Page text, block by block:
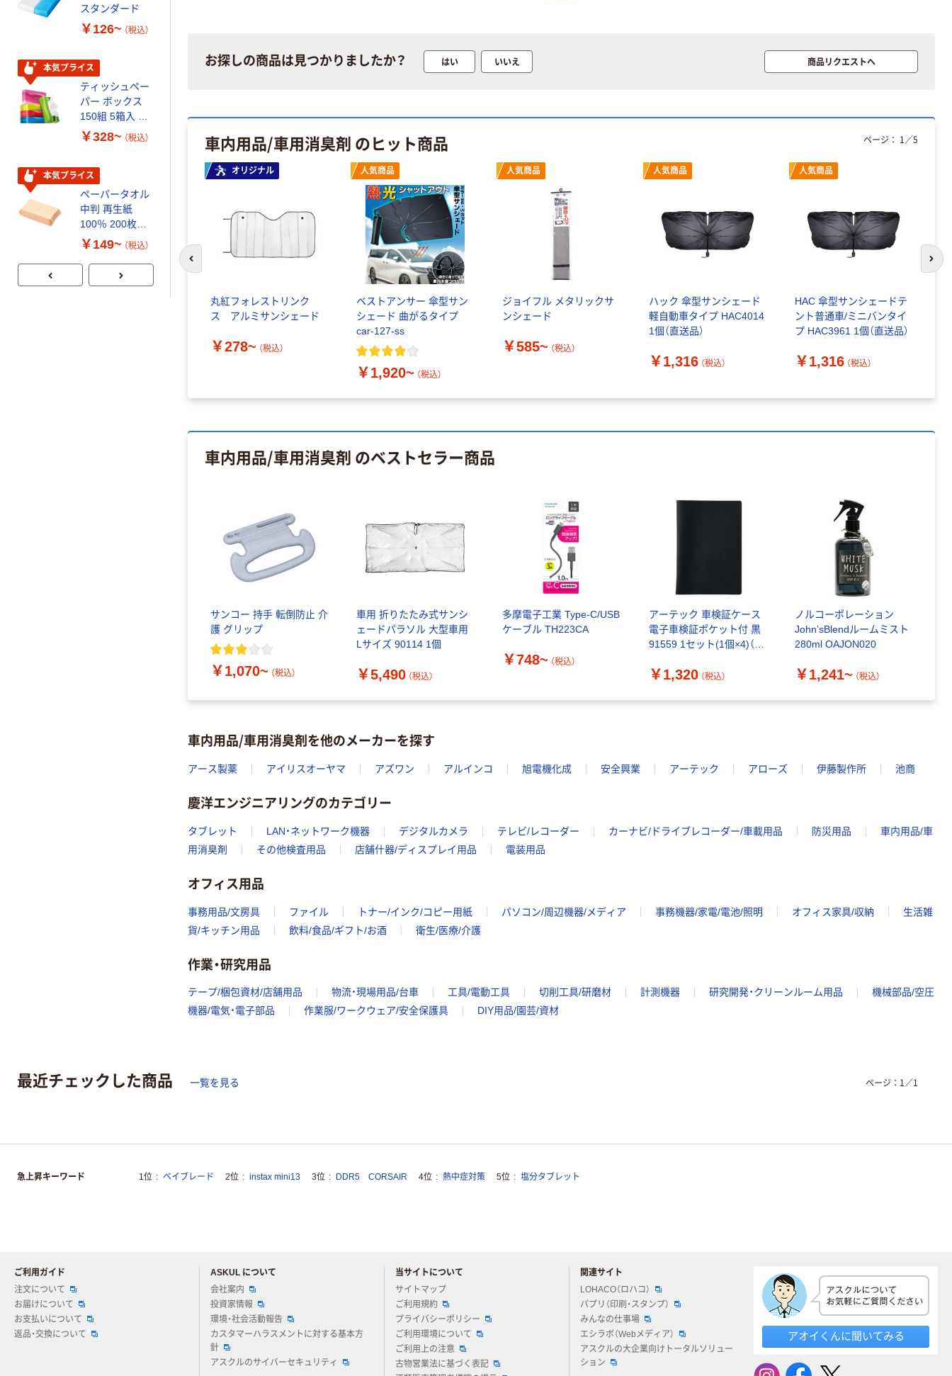
お探しの商品は見つかりましたか？ はい いいえ 商品リクエストへ
車内用品/車用消臭剤 のヒット商品
オリジナル
丸紅フォレストリンク
ス アルミサンシェード
￥278~ （税込）
人気商品
ベストアンサー 傘型サン
シェード 曲がるタイプ
car-127-ss
￥1,920~ （税込）
人気商品
ジョイフル メタリックサ
ンシェード
￥585~ （税込）
人気商品
ハック 傘型サンシェード
軽自動車タイプ HAC4014
1個（直送品）
￥1,316 （税込）
人気商品
HAC 傘型サンシェードテ
ント普通車/ミニバンタイ
プ HAC3961 1個（直送品）
￥1,316 （税込）
ページ： 1／5
前のスライドへ 次
車内用品/車用消臭剤 のベストセラー商品
サンコー 持手 転倒防止 介
護 グリップ
￥1,070~ （税込）
車用 折りたたみ式サンシ
ェードパラソル 大型車用
Lサイズ 90114 1個
￥5,490 （税込）
多摩電子工業 Type-C/USB
ケーブル TH223CA
￥748~ （税込）
アーテック 車検証ケース
電子車検証ポケット付 黒
91559 1セット(1個×4)（直
￥1,320 （税込）
ノルコーポレーション
John’sBlendルームミスト
280ml OAJON020
￥1,241~ （税込）
車内用品/車用消臭剤を他のメーカーを探す
アース製薬 アイリスオーヤマ アズワン アルインコ 旭電機化成 安全興業 アーテック アローズ 伊藤製作所 池商
慶洋エンジニアリングのカテゴリー
タブレット LAN・ネットワーク機器 デジタルカメラ テレビ/レコーダー カーナビ/ドライブレコーダー/車載用品 防災用品
車内用品/車
用消臭剤
その他検査用品 店舗什器/ディスプレイ用品 電装用品
オフィス用品
事務用品/文房具 ファイル トナー/インク/コピー用紙 パソコン/周辺機器/メディア 事務機器/家電/電池/照明 オフィス家具/収納
生活雑
貨/キッチン用品
飲料/食品/ギフト/お酒 衛生/医療/介護
作業・研究用品
テープ/梱包資材/店舗用品 物流・現場用品/台車 工具/電動工具 切削工具/研磨材 計測機器 研究開発・クリーンルーム用品
機械部品/空圧
機器/電気・電子部品
作業服/ワークウェア/安全保護具 DIY用品/園芸/資材
スタンダード
￥126~ （税込）
本気プライス
ティッシュペー
パー ボックス
150組 5箱入 ア
スクル スマート
証
￥328~ （税込）
本気プライス
ペーパータオル
中判 再生紙
100％ 200枚
FSC認証 シング
企画 オリジナル
￥149~ （税込）
本気プライス
120ｍ 再生紙
リサイクル100
芯あり FSC認
証
￥470~ （税込）
期間限定価格
スチックグロー
ブ 薄手 粉な
し（パウダーフ
リー）
トル
￥686~ （税込）
本気プライス
ファーストレイ
ト ホワイト紙コ
ップ
￥374~ （税込）
オリジナル
ト ニトリルグ
ウダーフリー）
オリジナル
アスクル 検査用
ディスポパンツ
￥96~
本気プライス
150組 5箱入 ア
コンパクト ビ
￥328~ （税込）
本気プライス
中判 再生紙
100％ 200枚
FSC認証 シング
ル 大王製紙共同
￥149~ （税込）
最近チェックした商品 一覧を見る ページ： 1／1
急上昇キーワード 1位 ベイブレード 2位 instax mini13 3位 DDR5 CORSAIR 4位 熱中症対策 5位 塩分タブレット
ご利用ガイド
注文について
お届けについて
お支払いについて
返品・交換について
ASKUL について
会社案内
投資家情報
環境・社会活動報告
カスタマーハラスメントに対する基本方
針
アスクルのサイバーセキュリティ
当サイトについて
サイトマップ
ご利用規約
プライバシーポリシー
ご利用環境について
ご利用上の注意
古物営業法に基づく表記
関連サイト
LOHACO（ロハコ）
パプリ（印刷・スタンプ）
みんなの仕事場
エシラボ（Webメディア）
アスクルの大企業向けトータルソリュー
ション
アオイくんに聞いてみる